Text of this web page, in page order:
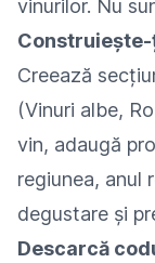
vinurilor. Nu
Creează
(Vinuri albe,
vin, adaugă
regiunea, anul
degustare și
Descarcă